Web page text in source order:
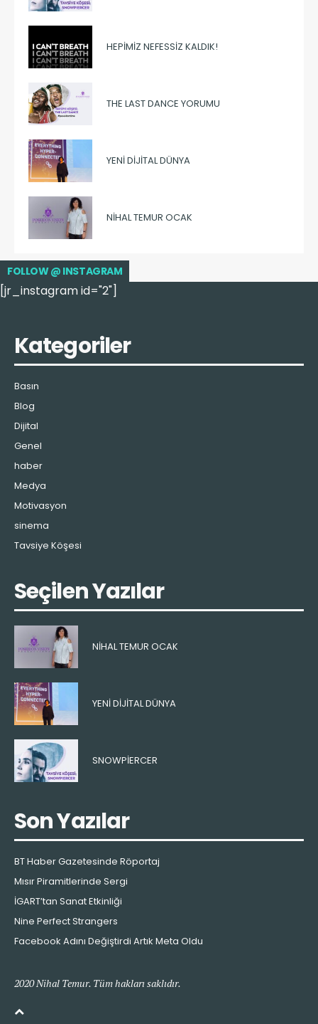
HEPIMIZ NEFESSIZ KALDIK!
THE LAST DANCE YORUMU
YENI DIJITAL DÜNYA
NIHAL TEMUR OCAK
FOLLOW @ INSTAGRAM
[jr_instagram id="2"]
Kategoriler
Basın
Blog
Dijital
Genel
haber
Medya
Motivasyon
sinema
Tavsiye Köşesi
Seçilen Yazılar
NIHAL TEMUR OCAK
YENI DIJITAL DÜNYA
SNOWPIERCER
Son Yazılar
BT Haber Gazetesinde Röportaj
Mısır Piramitlerinde Sergi
İGART’tan Sanat Etkinliği
Nine Perfect Strangers
Facebook Adını Değiştirdi Artık Meta Oldu
2020 Nihal Temur. Tüm hakları saklıdır.